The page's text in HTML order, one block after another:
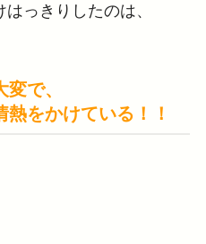
っきりしたのは、
で、
をかけている！！